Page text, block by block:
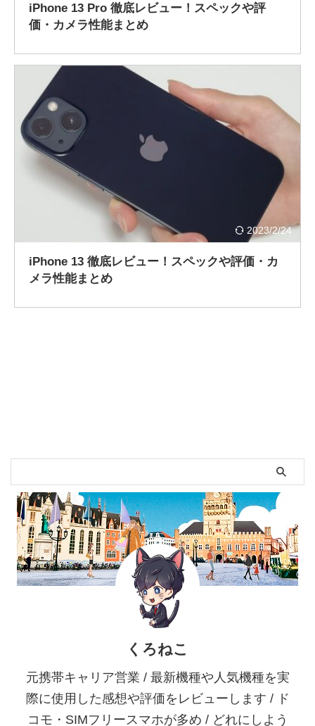
iPhone 13 Pro 徹底レビュー！スペックや評
価・カメラ性能まとめ
2023/2/24
iPhone 13 徹底レビュー！スペックや評価・カ
メラ性能まとめ
くろねこ
元携帯キャリア営業 / 最新機種や人気機種を実
際に使用した感想や評価をレビューします / ド
コモ・SIMフリースマホが多め / どれにしよう